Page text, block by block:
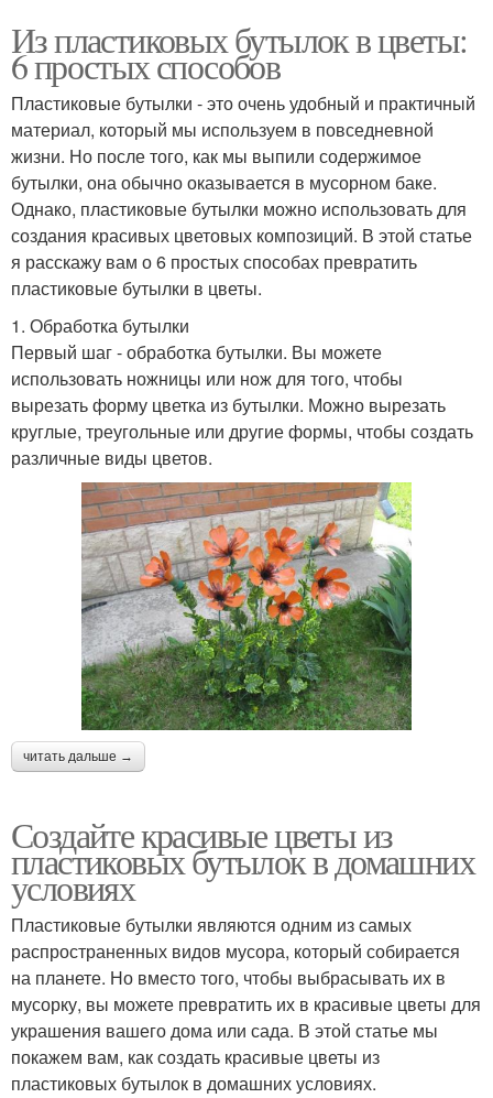
Из пластиковых бутылок в цветы:
6 простых способов
Пластиковые бутылки - это очень удобный и практичный
материал, который мы используем в повседневной
жизни. Но после того, как мы выпили содержимое
бутылки, она обычно оказывается в мусорном баке.
Однако, пластиковые бутылки можно использовать для
создания красивых цветовых композиций. В этой статье
я расскажу вам о 6 простых способах превратить
пластиковые бутылки в цветы.
1. Обработка бутылки
Первый шаг - обработка бутылки. Вы можете
использовать ножницы или нож для того, чтобы
вырезать форму цветка из бутылки. Можно вырезать
круглые, треугольные или другие формы, чтобы создать
различные виды цветов.
читать дальше →
Создайте красивые цветы из
пластиковых бутылок в домашних
условиях
Пластиковые бутылки являются одним из самых
распространенных видов мусора, который собирается
на планете. Но вместо того, чтобы выбрасывать их в
мусорку, вы можете превратить их в красивые цветы для
украшения вашего дома или сада. В этой статье мы
покажем вам, как создать красивые цветы из
пластиковых бутылок в домашних условиях.